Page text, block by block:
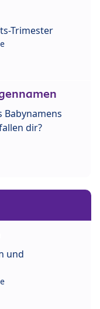
Trimester
Babynamens
dir?
und